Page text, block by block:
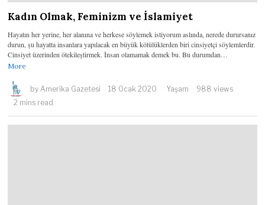
Kadın Olmak, Feminizm ve İslamiyet
Hayatın her yerine, her alanına ve herkese söylemek istiyorum aslında, nerede durursanız
durun, şu hayatta insanlara yapılacak en büyük kötülüklerden biri cinsiyetçi söylemlerdir.
Cinsiyet üzerinden ötekileştirmek. İnsan olamamak demek bu. Bu durumdan…
More
by Amerika Gazetesi 18 Ocak 2020 Yaşam
988 views
2 mins read